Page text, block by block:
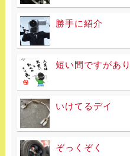
勝手に紹介
短い間ですがあ
いけてるデイ
ぞっくぞく